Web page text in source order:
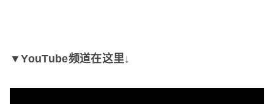
▼YouTube频道在这里↓